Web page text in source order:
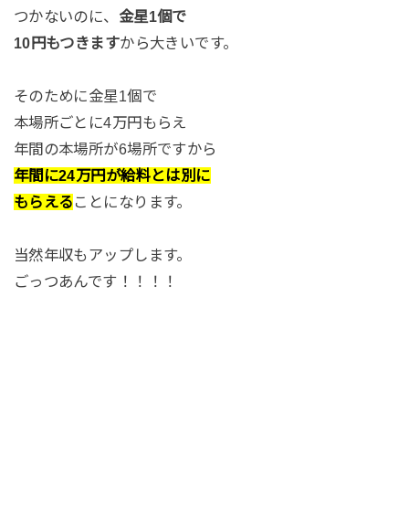
つかないのに、 金星1個で
10円もつきますから大きいです。
そのために金星1個で
本場所ごとに4万円もらえ
年間の本場所が6場所ですから
年間に24万円が給料とは別に
もらえる ことになります。
当然年収もアップします。
ごっつあんです！！！！